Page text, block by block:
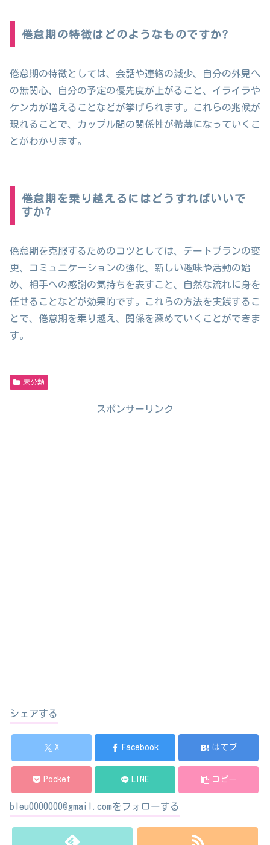
倦怠期の特徴はどのようなものですか?
倦怠期の特徴としては、会話や連絡の減少、自分の外見へ
の無関心、自分の予定の優先度が上がること、イライラや
ケンカが増えることなどが挙げられます。これらの兆候が
現れることで、カップル間の関係性が希薄になっていくこ
とがわかります。
倦怠期を乗り越えるにはどうすればいいで
すか?
倦怠期を克服するためのコツとしては、デートプランの変
更、コミュニケーションの強化、新しい趣味や活動の始
め、相手への感謝の気持ちを表すこと、自然な流れに身を
任せることなどが効果的です。これらの方法を実践するこ
とで、倦怠期を乗り越え、関係を深めていくことができま
す。
未分類
スポンサーリンク
シェアする
X Facebook はてブ
Pocket LINE コピー
bleu0000000@gmail.comをフォローする